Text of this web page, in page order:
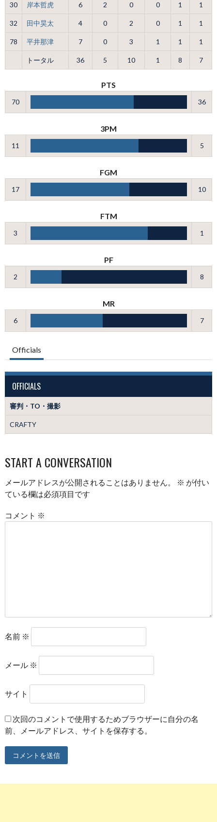
30 岸本哲虎 6 2 0 0 1 1
32 田中昊太 4 0 2 0 1 1
78 平井那津 7 0 3 1 1 1
トータル 36 5 10 1 8 7
PTS
70 36
3PM
11 5
FGM
17 10
FTM
3 1
PF
2 8
MR
6 7
Officials
OFFICIALS
審判・TO・撮影
CRAFTY
START A CONVERSATION
メールアドレスが公開されることはありません。 ※ が付い
ている欄は必須項目です
コメント ※
名前 ※
メール ※
サイト
次回のコメントで使用するためブラウザーに自分の名
前、メールアドレス、サイトを保存する。